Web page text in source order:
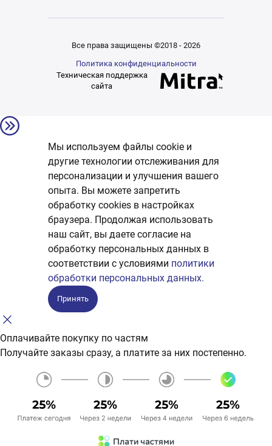
Все права защищены ©2018 - 2026
Политика конфиденциальности
Техническая поддержка
сайта
Мы используем файлы cookie и
другие технологии отслеживания для
персонализации и улучшения вашего
опыта. Вы можете запретить
обработку сookies в настройках
браузера. Продолжая использовать
наш сайт, вы даете согласие на
обработку персональных данных в
соответствии с условиями политики
обработки персональных данных.
Принять
Оплачивайте покупку по частям
Получайте заказы сразу, а платите за них постепенно.